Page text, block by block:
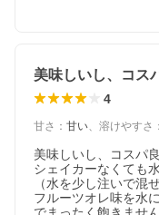
4
甘さ ： 甘い、 溶けやすさ ：
美味しいし、コスパ
シェイカーなくても
（水を少し注いで混
フルーツオレ味を水